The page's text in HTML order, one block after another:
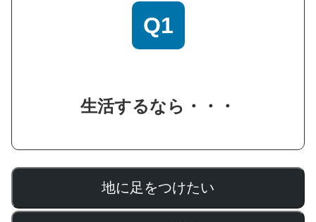
Q1
生活するなら・・・
地に足をつけたい